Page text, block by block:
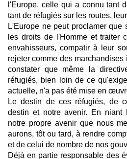
l'Europe, celle qui a connu tant
tant de réfugiés sur les routes,
L'Europe ne peut proclamer que
les droits de l'Homme et traiter
envahisseurs, compatir à leur
rejeter comme des marchandises
constater que même la
réfugiés, bien loin de ce
actuelle, n'a pas été mise en
Le destin de ces réfugiés, de
destin et notre avenir. En
notre propre avenir que nous
aurons, tôt ou tard, à rendre
et de celui de nombre de nos
Déjà en partie responsable des